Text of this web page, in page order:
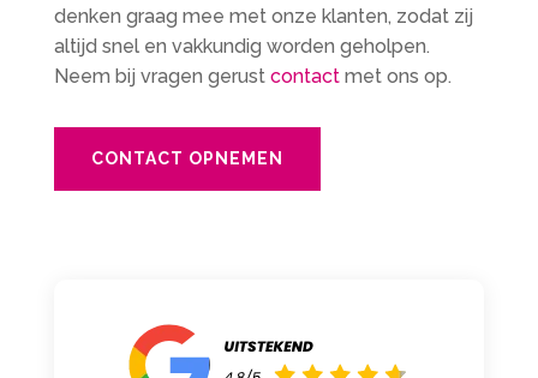
denken graag mee met onze klanten, zodat zij
altijd snel en vakkundig worden geholpen.
Neem bij vragen gerust contactmet ons op.
CONTACT OPNEMEN